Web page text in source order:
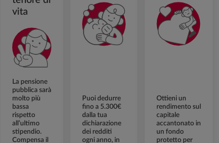
vita
La pensione
pubblica sarà
molto più
bassa
rispetto
all’ultimo
stipendio.
Compensa il
Puoi dedurre
fino a 5.300€
dalla tua
dichiarazione
dei redditi
ogni anno, in
Ottieni un
rendimento sul
capitale
accantonato in
un fondo
protetto per